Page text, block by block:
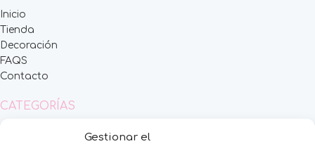
Gestionar el
Inicio
Tienda
Decoración
FAQS
Contacto
CATEGORÍAS